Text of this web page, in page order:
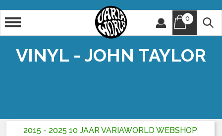
0
VINYL - JOHN TAYLOR
2015 - 2025 10 JAAR VARIAWORLD WEBSHOP